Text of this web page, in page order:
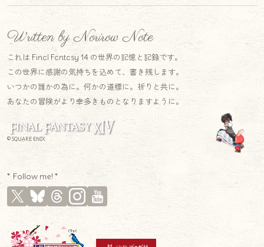
Written by Norirow Note
これは Final Fantasy 14 の世界の記憶と記録です。
この世界に感謝の気持ちを込めて、書き残します。
いつかの誰かの為に。何かの道標に。祈りと共に。
あなたの冒険がより幸多きものとなりますように。
© SQUARE ENIX
* Follow me! *